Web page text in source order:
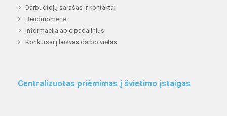
Darbuotojų sąrašas ir kontaktai
Bendruomenė
Informacija apie padalinius
Konkursai į laisvas darbo vietas
Centralizuotas priėmimas į švietimo įstaigas